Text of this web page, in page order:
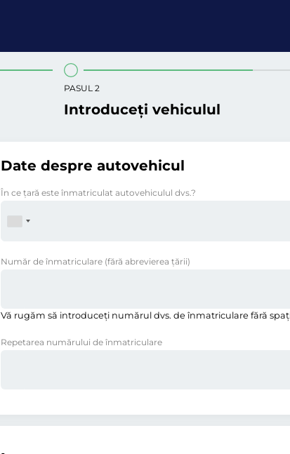
PASUL 2
Introduceți vehiculul
Date despre autovehicul
În ce ţară este înmatriculat autovehiculul dvs.?
Număr de înmatriculare (fără abrevierea ţării)
Vă rugăm să introduceţi numărul dvs. de înmatriculare fără
Repetarea numărului de înmatriculare